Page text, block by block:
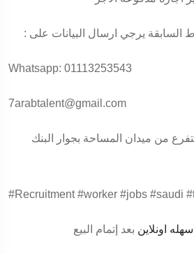
السابقة يرجي ارسال البيانات على :
Whatsapp: 01113253543
7arabtalent@gmail.com
متفرع من ميدان المساحة بجوار البنك
#Recruitment #worker #jobs #saudi
سهله اونلاين بعد إتمام البيع